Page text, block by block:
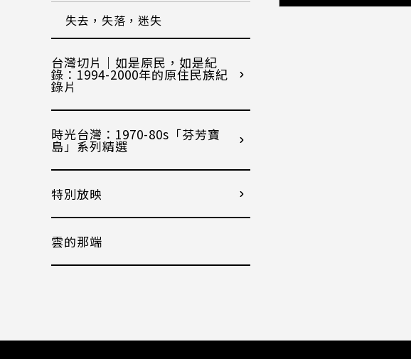
失去，失落，迷失
台灣切片｜如是原民，如是紀
錄：1994-2000年的原住民族紀
錄片
時光台灣：1970-80s「芬芳寶
島」系列精選
特別放映
雲的那端